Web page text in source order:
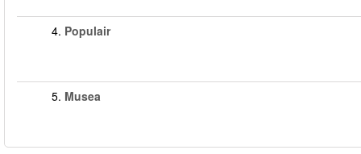
4. Populair
5. Musea